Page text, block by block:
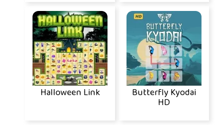
Halloween Link Butterfly Kyodai
HD